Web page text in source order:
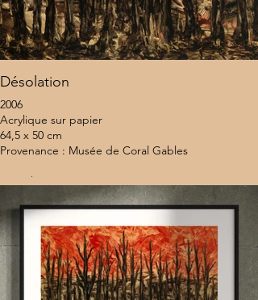
Désolation
2006
Acrylique sur papier
64,5 x 50 cm
Provenance : Musée de Coral Gables
9 500 $